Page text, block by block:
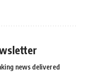
news delivered